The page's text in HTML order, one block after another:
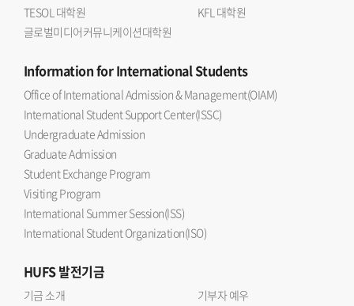
TESOL 대학원
KFL 대학원
글로벌미디어커뮤니케이션대학원
Informationfor International Students
Office of International Admission & Management(OIAM)
International Student Support Center(ISSC)
Undergraduate Admission
Graduate Admission
Student Exchange Program
Visiting Program
International Summer Session(ISS)
International Student Organization(ISO)
HUFS발전기금
기금 소개
기부자 예우